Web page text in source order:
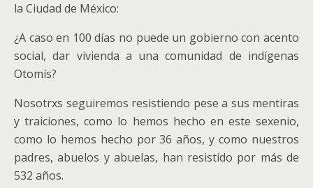
la Ciudad de México:
¿A caso en 100 días no puede un gobierno con acento
social, dar vivienda a una comunidad de indígenas
Otomís?
Nosotrxs seguiremos resistiendo pese a sus mentiras
y traiciones, como lo hemos hecho en este sexenio,
como lo hemos hecho por 36 años, y como nuestros
padres, abuelos y abuelas, han resistido por más de
532 años.